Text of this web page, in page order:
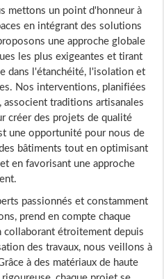
mettons un point d'honneur à
en intégrant des solutions
une approche globale
les plus exigeantes et tirant
dans l'étanchéité, l'isolation et
Nos interventions, planifiées
traditions artisanales
créer des projets de qualité
une opportunité pour nous de
bâtiments tout en optimisant
en favorisant une approche
passionnés et constamment
prend en compte chaque
étroitement depuis
des travaux, nous veillons à
à des matériaux de haute